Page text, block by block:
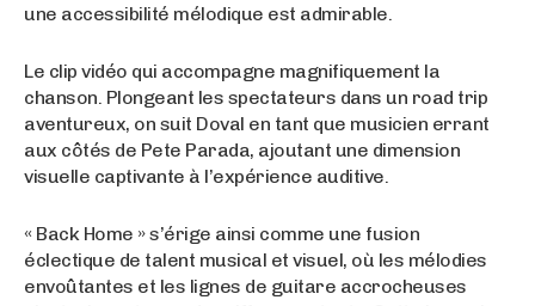
une accessibilité mélodique est admirable.
Le clip vidéo qui accompagne magnifiquement la
chanson. Plongeant les spectateurs dans un road trip
aventureux, on suit Doval en tant que musicien errant
aux côtés de Pete Parada, ajoutant une dimension
visuelle captivante à l’expérience auditive.
« Back Home » s’érige ainsi comme une fusion
éclectique de talent musical et visuel, où les mélodies
envoûtantes et les lignes de guitare accrocheuses